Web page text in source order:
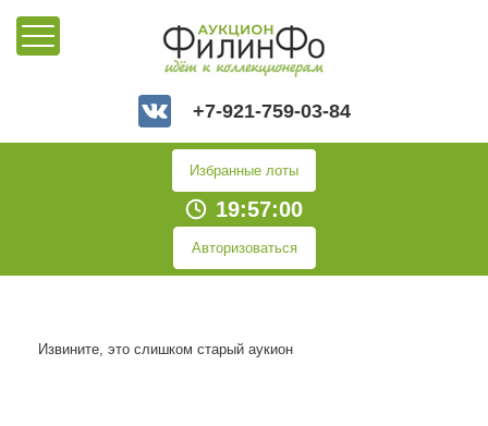
+7-921-759-03-84
Избранные лоты
19:57:00
Авторизоваться
Извините, это слишком старый аукион